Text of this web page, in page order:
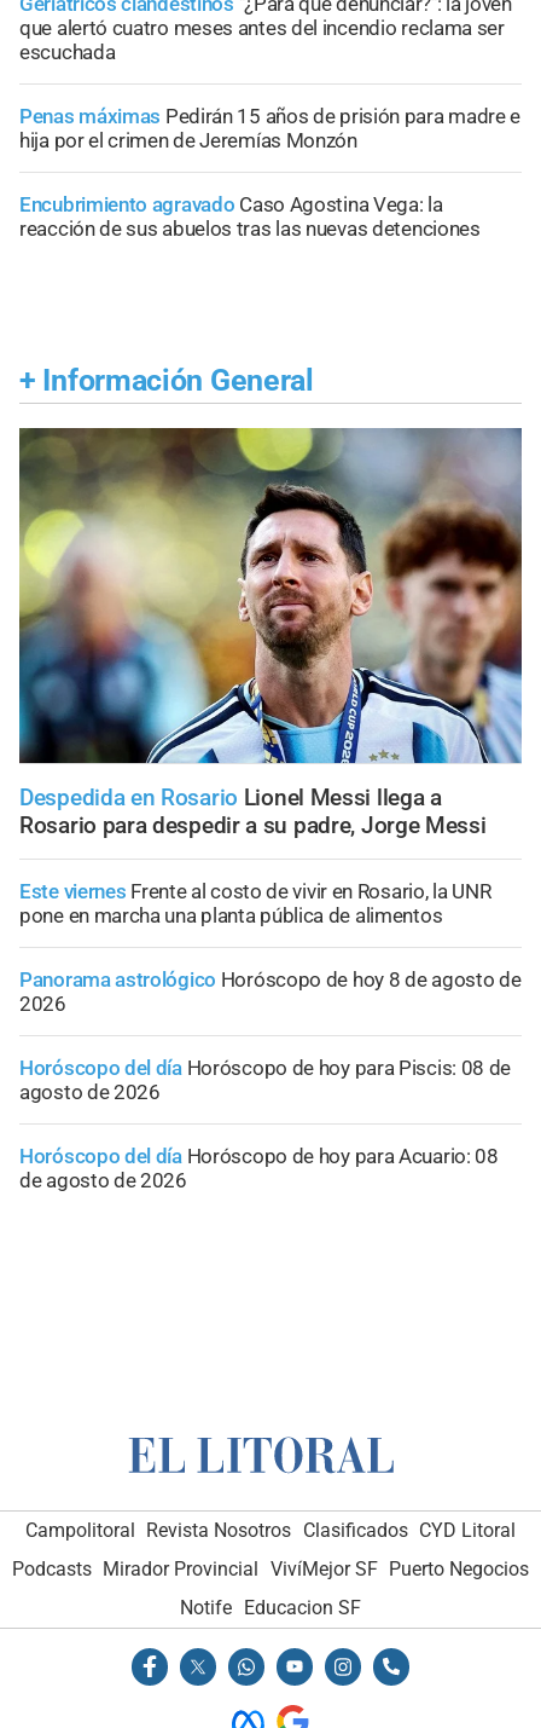
que alertó cuatro meses antes del incendio reclama ser
escuchada
Penas máximas Pedirán 15 años de prisión para madre e
hija por el crimen de Jeremías Monzón
Encubrimiento agravado Caso Agostina Vega: la
reacción de sus abuelos tras las nuevas detenciones
+ Información General
Despedida en Rosario Lionel Messi llega a
Rosario para despedir a su padre, Jorge Messi
Este viernes Frente al costo de vivir en Rosario, la UNR
pone en marcha una planta pública de alimentos
Panorama astrológico Horóscopo de hoy 8 de agosto de
2026
Horóscopo del día Horóscopo de hoy para Piscis: 08 de
agosto de 2026
Horóscopo del día Horóscopo de hoy para Acuario: 08
de agosto de 2026
Campolitoral Revista Nosotros Clasificados CYD Litoral
Podcasts Mirador Provincial VivíMejor SF Puerto Negocios
Notife
Educacion SF